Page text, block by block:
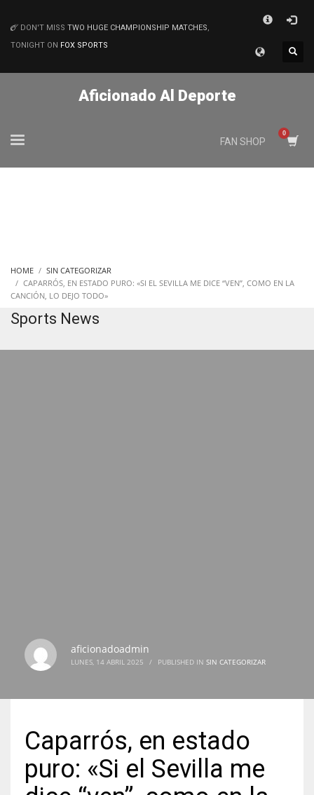
MATCHES
NYJ
24
DON'T MISS TWO HUGE CHAMPIONSHIP MATCHES,
TONIGHT ON FOX SPORTS
Aficionado Al Deporte
FAN SHOP
HOME
SIN CATEGORIZAR
CAPARRÓS, EN ESTADO PURO: «SI EL SEVILLA ME DICE “VEN”, COMO EN LA
CANCIÓN, LO DEJO TODO»
Sports News
aficionadoadmin
LUNES, 14 ABRIL 2025 / PUBLISHED IN SIN CATEGORIZAR
Caparrós, en estado
puro: «Si el Sevilla me